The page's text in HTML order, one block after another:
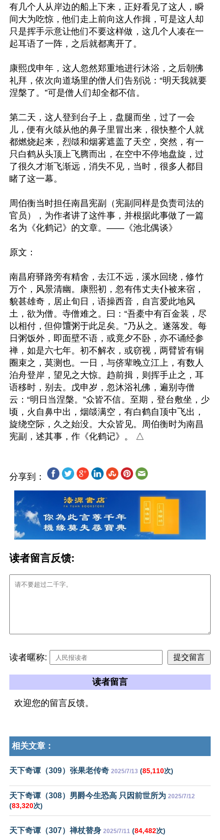
有几个人从岸边的船上下来，正好看见了这人，瞬
间大为吃惊，他们走上前向这人作揖，可是这人却
只是挥手示意让他们不要这样做，这几个人凑在一
起耳语了一阵，之后就都离开了。
康熙戊申年，这人忽然郑重地进行沐浴，之后朝佛
礼拜，依次向道场里的僧人们告别说：“明天我就要
涅槃了。”可是僧人们却全都不信。
第二天，这人登到台子上，盘腿而坐，过了一会
儿，便有火燄从他的鼻子里冒出来，很快整个人就
都燃烧起来，烈燄和烟雾遮盖了天空，突然，有一
只白鹤从头顶上飞腾而出，在空中不停地盘旋，过
了很久才渐飞渐远，消失不见，当时，很多人都目
睹了这一幕。
周伯衡当时担任南昌宪副（宪副同样是负责司法的
官员），为作者讲了这件事，并根据此事做了一篇
名为《化鹤记》的文章。——《池北偶谈》
原文：
南昌府驿路旁有精舍，去江不远，溪水回绕，修竹
万个，风景清幽。康熙初，忽有伟丈夫仆被来宿，
貌甚雄奇，居止旬日，语操西音，自言爱此地风
土，欲为僧。寺僧难之。曰：“吾橐中有百金装，尽
以相付，但仰𫗴粥于此足矣。”乃从之。遂落发。每
日粥饭外，即面壁不语，或竟夕不卧，亦不诵经参
禅，如是六七年。初不解衣，或窃视，两臂皆有铜
圈束之，莫测也。一日，与侪辈晚立江上，有数人
泊舟登岸，望见之大惊。趋前揖，则挥手止之，耳
语移时，别去。戊申岁，忽沐浴礼佛，遍别寺僧
云：“明日当涅槃。”众皆不信。至期，登台敷坐，少
顷，火自鼻中出，烟燄满空，有白鹤自顶中飞出，
旋绕空际，久之始没。大众皆见。周伯衡时为南昌
分享到：
读者留言反馈:
读者暱称:
读者留言
欢迎您的留言反馈。
相关文章：
天下奇谭（309）张果老传奇 2025/7/13 (85,110次)
天下奇谭（308）男爵今生恐高 只因前世所为 2025/7/12
(83,320次)
天下奇谭（307）禅杖替身 2025/7/11 (84,482次)